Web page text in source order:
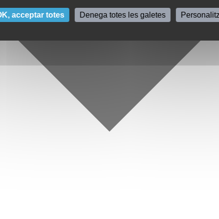
acceptar totes Denega totes les galetes